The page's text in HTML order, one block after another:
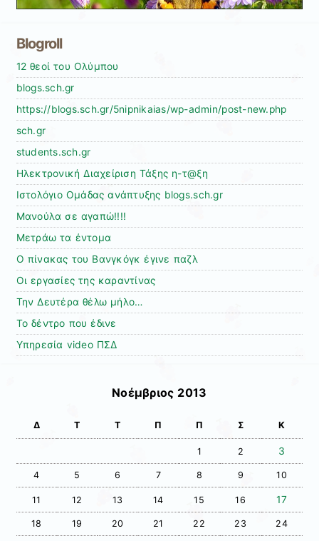
Blogroll
12 θεοί του Ολύμπου
blogs.sch.gr
https://blogs.sch.gr/5nipnikaias/wp-admin/post-new.php
sch.gr
students.sch.gr
Ηλεκτρονική Διαχείριση Τάξης η-τ@ξη
Ιστολόγιο Ομάδας ανάπτυξης blogs.sch.gr
Μανούλα σε αγαπώ!!!!
Μετράω τα έντομα
Ο πίνακας του Βανγκόγκ έγινε παζλ
Οι εργασίες της καραντίνας
Την Δευτέρα θέλω μήλο…
Το δέντρο που έδινε
Υπηρεσία video ΠΣΔ
Νοέμβριος 2013
Δ Τ Τ Π Π Σ Κ
1 2 3
4 5 6 7 8 9 10
11 12 13 14 15 16 17
18 19 20 21 22 23 24